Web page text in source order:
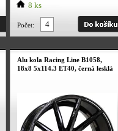
8 ks
Počet:
Alu kola Racing Line B1058,
18x8 5x114.3 ET40, černá lesklá